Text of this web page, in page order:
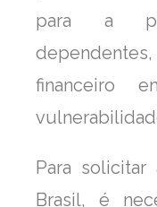
para a
dependentes,
financeiro
Para
Brasil, é